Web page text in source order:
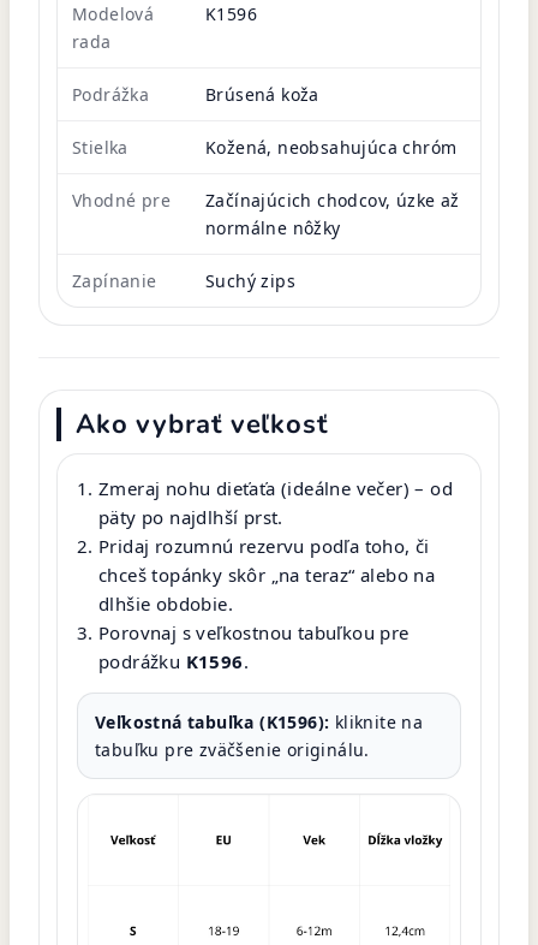
Modelová
rada
K1596
Podrážka Brúsená koža
Stielka Kožená, neobsahujúca chróm
Vhodné pre
Začínajúcich chodcov, úzke až
normálne nôžky
Zapínanie Suchý zips
Ako vybrať veľkosť
Zmeraj nohu dieťaťa (ideálne večer) – od
päty po najdlhší prst.
Pridaj rozumnú rezervu podľa toho, či
chceš topánky skôr „na teraz“ alebo na
dlhšie obdobie.
Porovnaj s veľkostnou tabuľkou pre
podrážku K1596.
Veľkostná tabuľka (K1596): kliknite na
tabuľku pre zväčšenie originálu.